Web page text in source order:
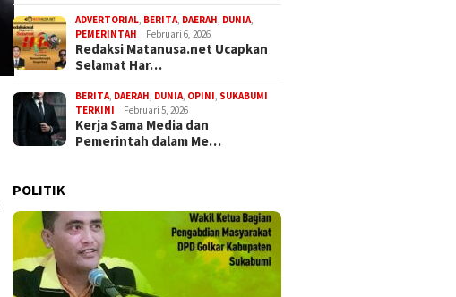
ADVERTORIAL BERITA DAERAH DUNIA
PEMERINTAH
Februari 6, 2026
Redaksi Matanusa.net Ucapkan
Selamat Har…
BERITA DAERAH DUNIA OPINI SUKABUMI
TERKINI
Februari 5, 2026
Kerja Sama Media dan
Pemerintah dalam Me…
POLITIK